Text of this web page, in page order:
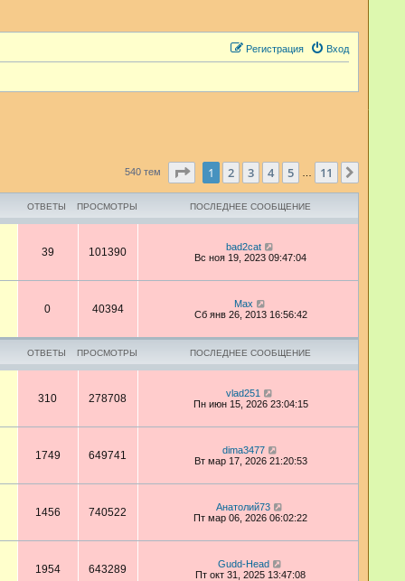
Вход
Регистрация
540 тем Страница1 из 11
1 2 3 4 5 11
ОТВЕТЫ ПРОСМОТРЫ ПОСЛЕДНЕЕ СООБЩЕНИЕ
39 101390
bad2cat
Вс ноя 19, 2023 09:47:04
0 40394
Max
Сб янв 26, 2013 16:56:42
ОТВЕТЫ ПРОСМОТРЫ ПОСЛЕДНЕЕ СООБЩЕНИЕ
310 278708
vlad251
Пн июн 15, 2026 23:04:15
1749 649741
dima3477
Вт мар 17, 2026 21:20:53
1456 740522
Анатолий73
Пт мар 06, 2026 06:02:22
1954 643289
Gudd-Head
Пт окт 31, 2025 13:47:08